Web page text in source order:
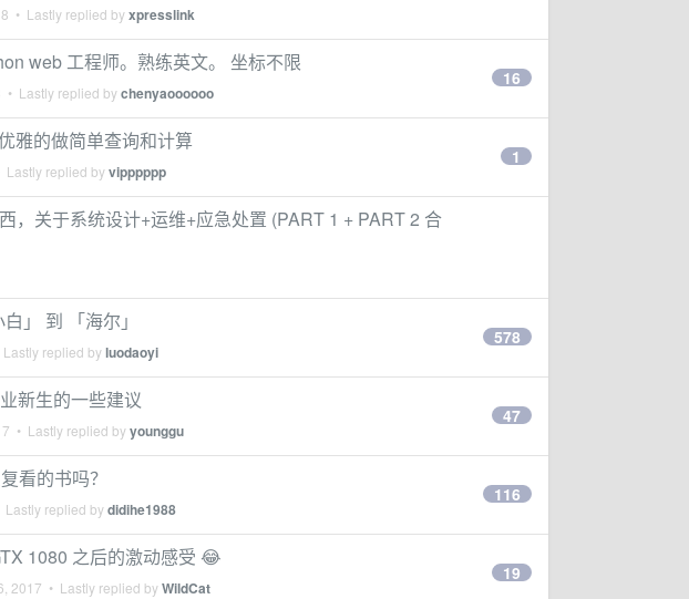
• Lastly replied byxpresslink
web 工程师。熟练英文。 坐标不限
• Lastly replied bychenyaoooooo
16
雅的做简单查询和计算
Lastly replied byvipppppp
1
，关于系统设计+运维+应急处置 (PART 1 + PART 2 合
」 到 「海尔」
Lastly replied byluodaoyi
578
新生的一些建议
• Lastly replied byyounggu
47
看的书吗？
Lastly replied bydidihe1988
116
1080 之后的激动感受 😂
2017 • Lastly replied byWildCat
19